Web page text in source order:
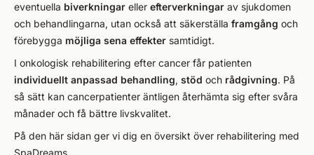
eventuella biverkningar eller efterverkningar av sjukdomen
och behandlingarna, utan också att säkerställa framgång och
förebygga möjliga sena effekter samtidigt.
I onkologisk rehabilitering efter cancer får patienten
individuellt anpassad behandling, stöd och rådgivning. På
så sätt kan cancerpatienter äntligen återhämta sig efter svåra
månader och få bättre livskvalitet.
På den här sidan ger vi dig en översikt över rehabilitering med
SpaDreams.